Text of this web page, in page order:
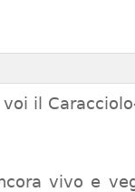
il
vivo e